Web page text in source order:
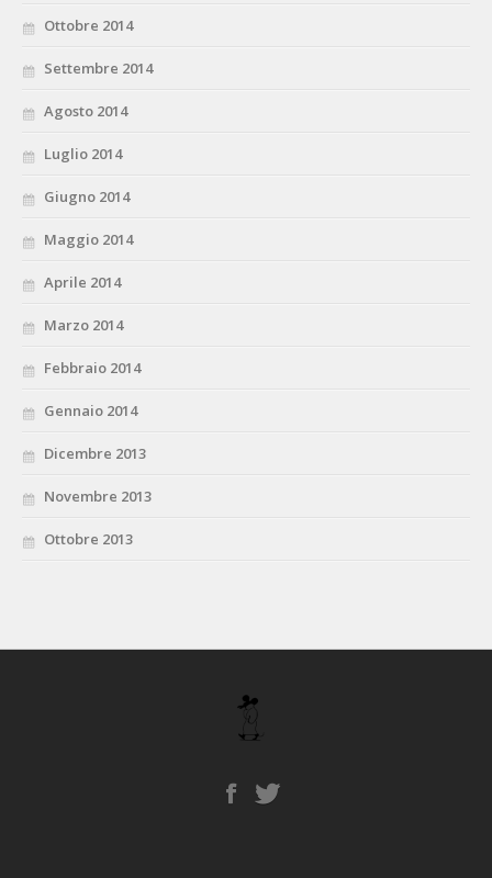
Ottobre 2014
Settembre 2014
Agosto 2014
Luglio 2014
Giugno 2014
Maggio 2014
Aprile 2014
Marzo 2014
Febbraio 2014
Gennaio 2014
Dicembre 2013
Novembre 2013
Ottobre 2013